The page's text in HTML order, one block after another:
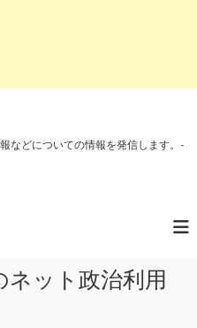
などについての情報を発信します。-
ネット政治利用